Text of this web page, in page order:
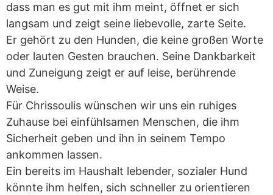
dass man es gut mit ihm meint, öffnet er sich
langsam und zeigt seine liebevolle, zarte Seite.
Er gehört zu den Hunden, die keine großen Worte
oder lauten Gesten brauchen. Seine Dankbarkeit
und Zuneigung zeigt er auf leise, berührende
Weise.
Für Chrissoulis wünschen wir uns ein ruhiges
Zuhause bei einfühlsamen Menschen, die ihm
Sicherheit geben und ihn in seinem Tempo
ankommen lassen.
Ein bereits im Haushalt lebender, sozialer Hund
könnte ihm helfen, sich schneller zu orientieren